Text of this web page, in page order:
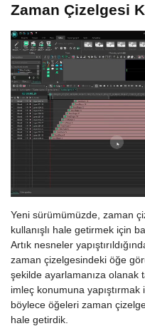
Zaman Çizelgesi
Yeni sürümümüzde, zaman
kullanışlı hale getirmek için
Artık nesneler
zaman çizelgesindeki öğe
şekilde ayarlamanıza olanak
imleç konumuna yapıştırmak
böylece öğeleri zaman
hale getirdik.